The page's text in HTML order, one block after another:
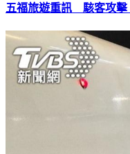
五福旅遊重訊 駭客攻擊